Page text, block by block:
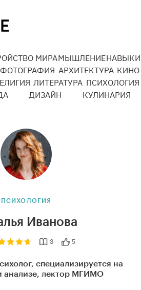
МИРАМЫШЛЕНИЕНАВЫКИ
ФОТОГРАФИЯ АРХИТЕКТУРА КИНО
ЛИТЕРАТУРА ПСИХОЛОГИЯ
ДИЗАЙН КУЛИНАРИЯ
ПСИХОЛОГИЯ
Иванова
3 5
специализируется на
анализе, лектор МГИМО